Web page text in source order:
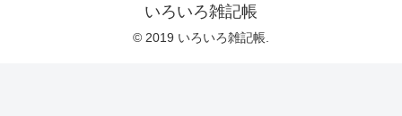
いろいろ雑記帳
© 2019 いろいろ雑記帳.